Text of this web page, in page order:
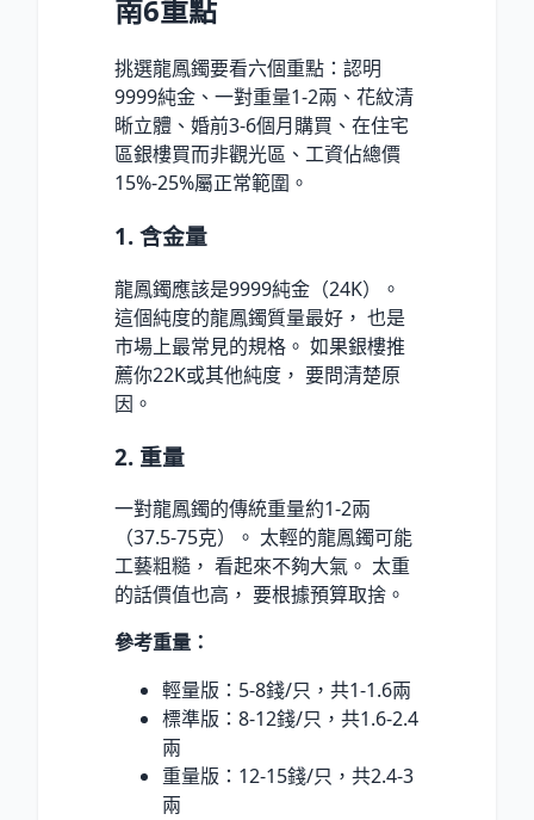
南6重點
挑選龍鳳鐲要看六個重點：認明
9999純金、一對重量1-2兩、花紋清
晰立體、婚前3-6個月購買、在住宅
區銀樓買而非觀光區、工資佔總價
15%-25%屬正常範圍。
1. 含金量
龍鳳鐲應該是9999純金（24K）。
這個純度的龍鳳鐲質量最好， 也是
市場上最常見的規格。 如果銀樓推
薦你22K或其他純度， 要問清楚原
因。
2. 重量
一對龍鳳鐲的傳統重量約1-2兩
（37.5-75克）。 太輕的龍鳳鐲可能
工藝粗糙， 看起來不夠大氣。 太重
的話價值也高， 要根據預算取捨。
參考重量：
輕量版：5-8錢/只，共1-1.6兩
標準版：8-12錢/只，共1.6-2.4
兩
重量版：12-15錢/只，共2.4-3
兩